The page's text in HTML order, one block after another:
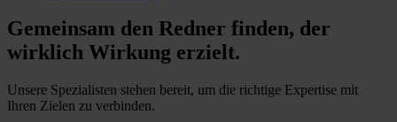
Gemeinsam den Redner finden, der
wirklich Wirkung erzielt.
Unsere Spezialisten stehen bereit, um die richtige Expertise mit
Ihren Zielen zu verbinden.